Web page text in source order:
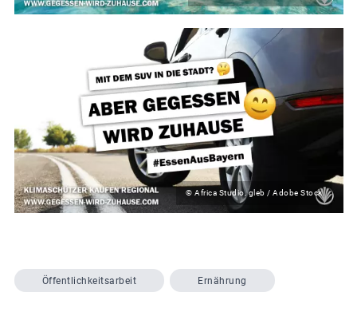
© Africa Studio, gleb / Adobe Stock
Öffentlichkeitsarbeit Ernährung